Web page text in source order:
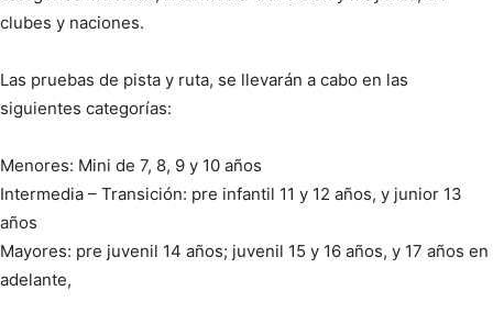
clubes y naciones.
Las pruebas de pista y ruta, se llevarán a cabo en las
siguientes categorías:
Menores: Mini de 7, 8, 9 y 10 años
Intermedia – Transición: pre infantil 11 y 12 años, y junior 13
años
Mayores: pre juvenil 14 años; juvenil 15 y 16 años, y 17 años en
adelante,